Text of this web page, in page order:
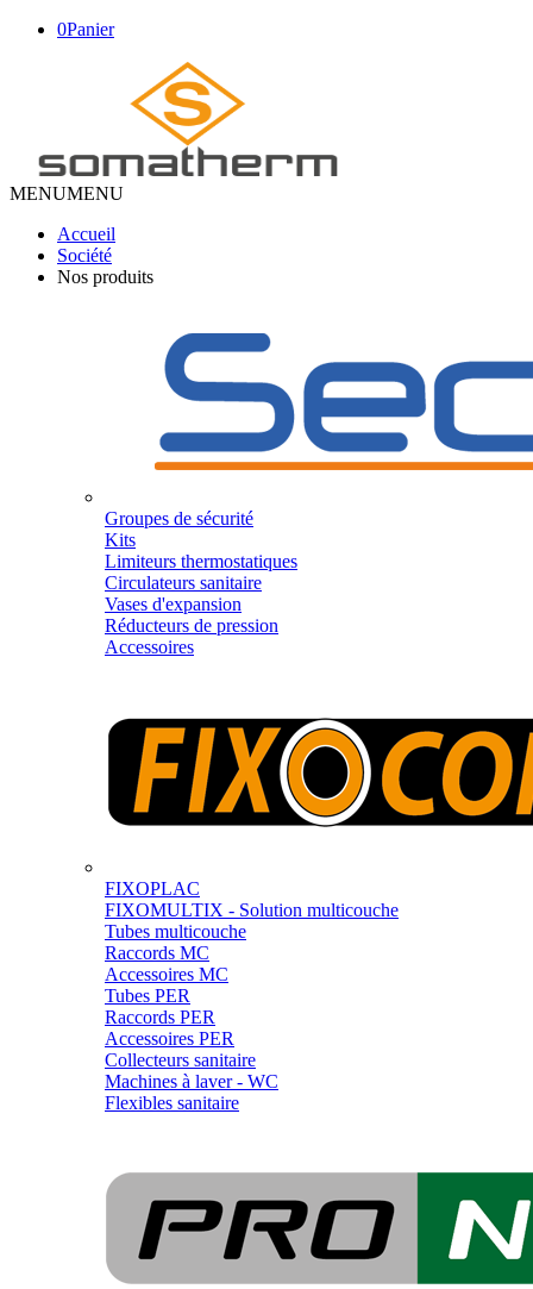
0Panier
MENUMENU
Accueil
Société
Nos produits
Groupes de sécurité
Kits
Limiteurs thermostatiques
Circulateurs sanitaire
Vases d'expansion
Réducteurs de pression
Accessoires
FIXOPLAC
FIXOMULTIX - Solution multicouche
Tubes multicouche
Raccords MC
Accessoires MC
Tubes PER
Raccords PER
Accessoires PER
Collecteurs sanitaire
Machines à laver - WC
Flexibles sanitaire